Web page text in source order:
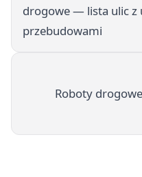
drogowe — lista ulic z
przebudowami
Roboty